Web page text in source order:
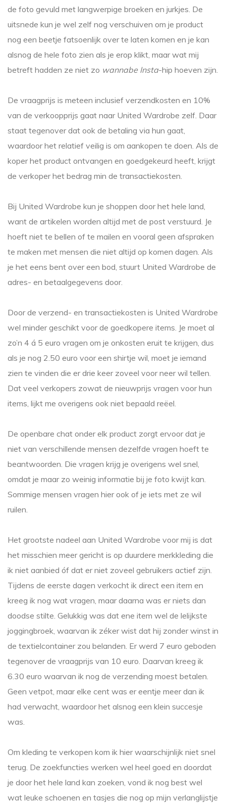
de foto gevuld met langwerpige broeken en jurkjes. De
uitsnede kun je wel zelf nog verschuiven om je product
nog een beetje fatsoenlijk over te laten komen en je kan
alsnog de hele foto zien als je erop klikt, maar wat mij
betreft hadden ze niet zo wannabe Insta-hip hoeven zijn.
De vraagprijs is meteen inclusief verzendkosten en 10%
van de verkoopprijs gaat naar United Wardrobe zelf. Daar
staat tegenover dat ook de betaling via hun gaat,
waardoor het relatief veilig is om aankopen te doen. Als de
koper het product ontvangen en goedgekeurd heeft, krijgt
de verkoper het bedrag min de transactiekosten.
Bij United Wardrobe kun je shoppen door het hele land,
want de artikelen worden altijd met de post verstuurd. Je
hoeft niet te bellen of te mailen en vooral geen afspraken
te maken met mensen die niet altijd op komen dagen. Als
je het eens bent over een bod, stuurt United Wardrobe de
adres- en betaalgegevens door.
Door de verzend- en transactiekosten is United Wardrobe
wel minder geschikt voor de goedkopere items. Je moet al
zo’n 4 á 5 euro vragen om je onkosten eruit te krijgen, dus
als je nog 2.50 euro voor een shirtje wil, moet je iemand
zien te vinden die er drie keer zoveel voor neer wil tellen.
Dat veel verkopers zowat de nieuwprijs vragen voor hun
items, lijkt me overigens ook niet bepaald reëel.
De openbare chat onder elk product zorgt ervoor dat je
niet van verschillende mensen dezelfde vragen hoeft te
beantwoorden. Die vragen krijg je overigens wel snel,
omdat je maar zo weinig informatie bij je foto kwijt kan.
Sommige mensen vragen hier ook of je iets met ze wil
ruilen.
Het grootste nadeel aan United Wardrobe voor mij is dat
het misschien meer gericht is op duurdere merkkleding die
ik niet aanbied óf dat er niet zoveel gebruikers actief zijn.
Tijdens de eerste dagen verkocht ik direct een item en
kreeg ik nog wat vragen, maar daarna was er niets dan
doodse stilte. Gelukkig was dat ene item wel de lelijkste
joggingbroek, waarvan ik zéker wist dat hij zonder winst in
de textielcontainer zou belanden. Er werd 7 euro geboden
tegenover de vraagprijs van 10 euro. Daarvan kreeg ik
6.30 euro waarvan ik nog de verzending moest betalen.
Geen vetpot, maar elke cent was er eentje meer dan ik
had verwacht, waardoor het alsnog een klein succesje
was.
Om kleding te verkopen kom ik hier waarschijnlijk niet snel
terug. De zoekfuncties werken wel heel goed en doordat
je door het hele land kan zoeken, vond ik nog best wel
wat leuke schoenen en tasjes die nog op mijn verlanglijstje